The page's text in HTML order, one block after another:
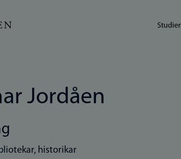
Studier
Jordåen
historikar